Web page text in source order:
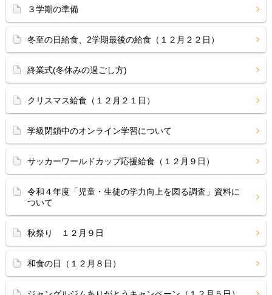
３学期の準備
冬至の日給食、2学期最後の給食（１２月２２日）
終業式(冬休みの過ごし方)
クリスマス給食（１２月２１日）
学級閉鎖中のオンライン学習について
サッカーワールドカップ応援給食（１２月９日）
令和４年度「児童・生徒の学力向上を図る調査」資料に
ついて
秋祭り １２月９日
和食の日（１２月８日）